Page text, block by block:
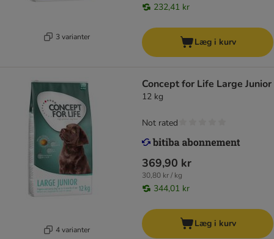
3 varianter
232,41 kr
Læg i kurv
4 varianter
Concept for Life Large Junior
12 kg
369,90 kr
30,80 kr / kg
344,01 kr
Not rated
Læg i kurv